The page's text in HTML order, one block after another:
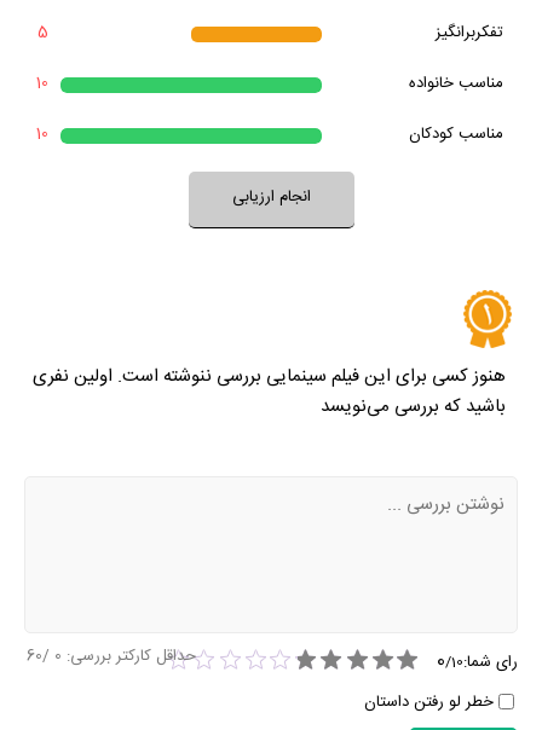
بعد از پایان فیلم به آن فکر می‌کردید؟
خیر بله
فضای فیلم با فرهنگ خانواده شما سازگار است؟ خیر
نظر خود را ثبت کنید
تفکربرانگیز
5
مناسب خانواده‌
10
مناسب کودکان
10
انجام ارزیابی
هنوز کسی برای این فیلم سینمایی بررسی ننوشته است. اولین نفری
باشید که بررسی می‌نویسد
رای شما: 0/10
خطر لو رفتن داستان
حداقل کارکتر بررسی: 0
/60